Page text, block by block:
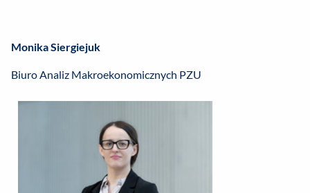
Monika Siergiejuk
Biuro Analiz Makroekonomicznych PZU